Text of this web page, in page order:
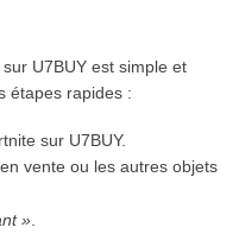
U7BUY est simple et
étapes rapides :
sur U7BUY.
vente ou les autres objets
».